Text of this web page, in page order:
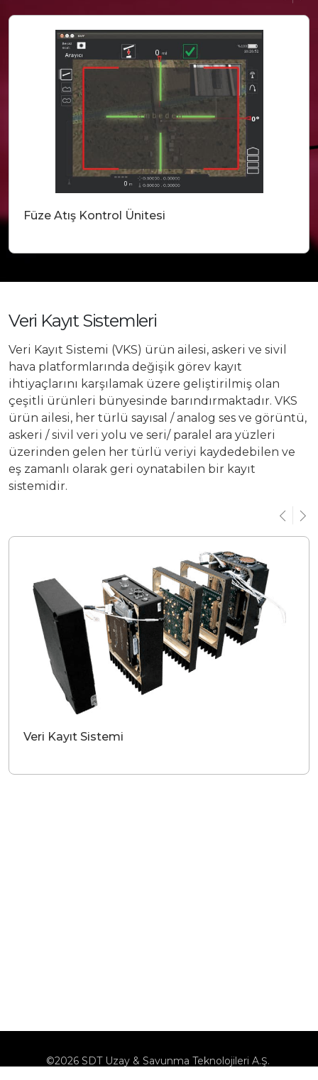
Füze Atış Kontrol Ünitesi
Veri Kayıt Sistemleri
Veri Kayıt Sistemi (VKS) ürün ailesi, askeri ve sivil
hava platformlarında değişik görev kayıt
ihtiyaçlarını karşılamak üzere geliştirilmiş olan
çeşitli ürünleri bünyesinde barındırmaktadır. VKS
ürün ailesi, her türlü sayısal / analog ses ve görüntü,
askeri / sivil veri yolu ve seri/ paralel ara yüzleri
üzerinden gelen her türlü veriyi kaydedebilen ve
eş zamanlı olarak geri oynatabilen bir kayıt
sistemidir.
Veri Kayıt Sistemi
©2026 SDT Uzay & Savunma Teknolojileri A.Ş.